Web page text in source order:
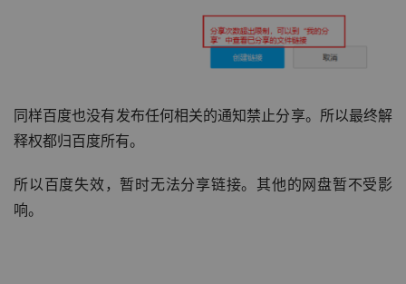
同样百度也没有发布任何相关的通知禁止分享。所以最终解
释权都归百度所有。
所以百度失效，暂时无法分享链接。其他的网盘暂不受影
响。